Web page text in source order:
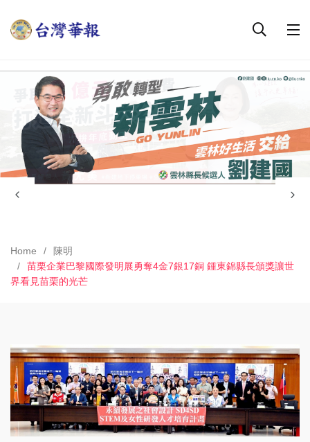
Home
陳明
苗栗企業巴黎國際發明展勇奪4金7銀17銅 鍾東錦縣長頒獎讓世
界看見苗栗的光芒